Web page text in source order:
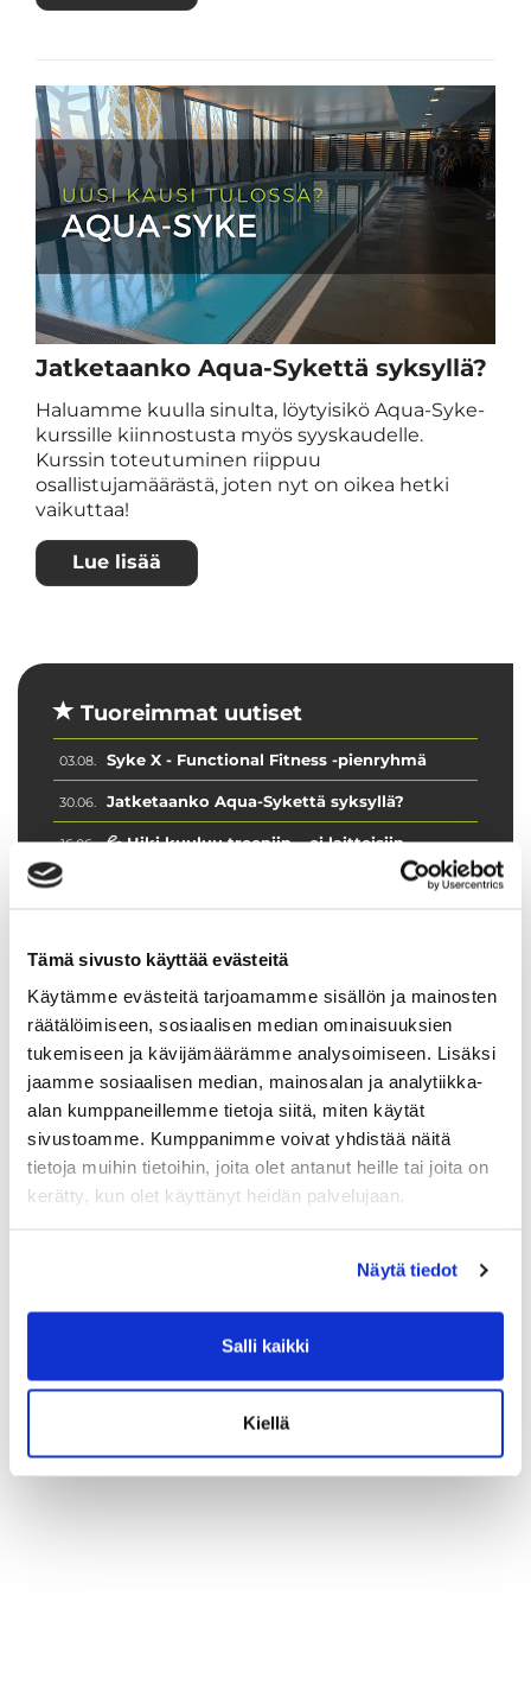
Tämä sivusto käyttää evästeitä
Käytämme evästeitä tarjoamamme sisällön ja mainosten
räätälöimiseen, sosiaalisen median ominaisuuksien
tukemiseen ja kävijämäärämme analysoimiseen. Lisäksi
jaamme sosiaalisen median, mainosalan ja analytiikka-
alan kumppaneillemme tietoja siitä, miten käytät
sivustoamme. Kumppanimme voivat yhdistää näitä
tietoja muihin tietoihin, joita olet antanut heille tai joita on
kerätty, kun olet käyttänyt heidän palvelujaan.
Näytä tiedot
Salli kaikki
Kiellä
Jatketaanko Aqua-Sykettä syksyllä?
Haluamme kuulla sinulta, löytyisikö Aqua-Syke-
kurssille kiinnostusta myös syyskaudelle.
Kurssin toteutuminen riippuu
osallistujamäärästä, joten nyt on oikea hetki
vaikuttaa!
Lue lisää
Tuoreimmat uutiset
03.08. Syke X - Functional Fitness -pienryhmä
30.06. Jatketaanko Aqua-Sykettä syksyllä?
16.06. 💦 Hiki kuuluu treeniin – ei laitteisiin
16.06.
Ryhmäliikuntasalin lattia uudistuu 2.–